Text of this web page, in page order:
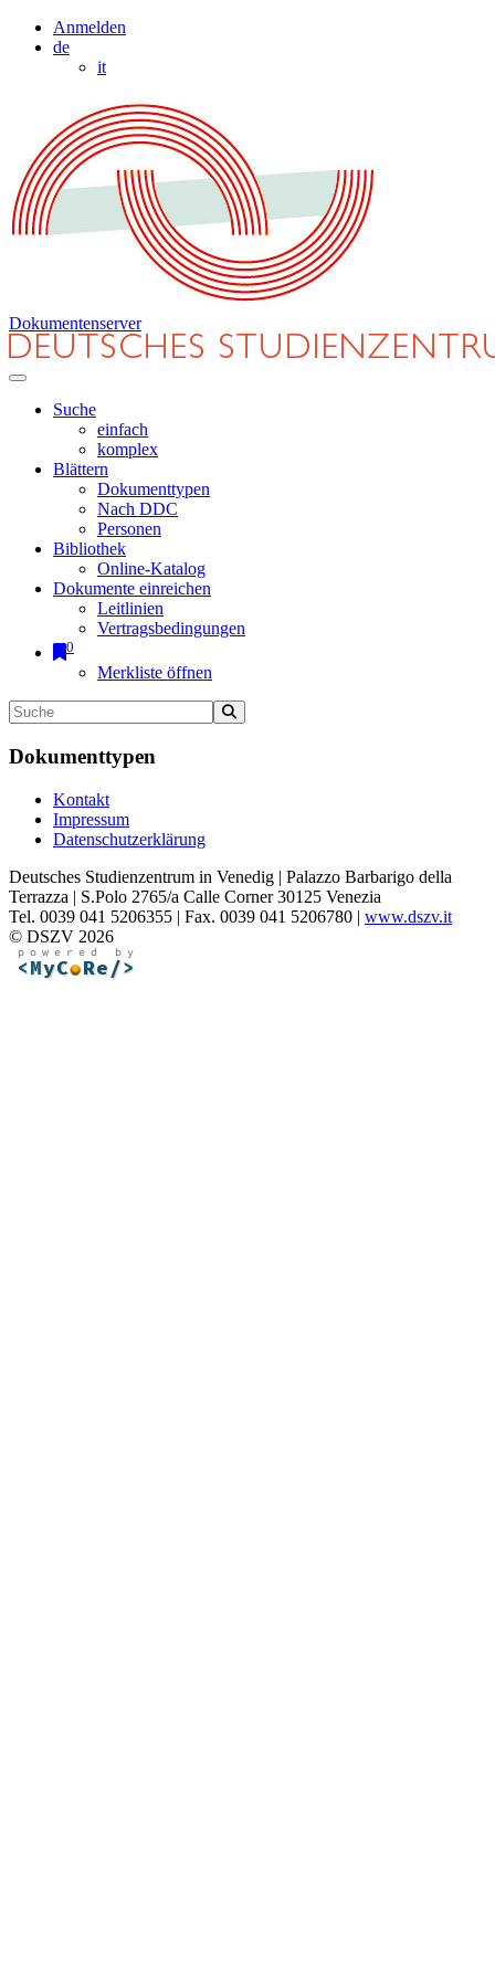
Anmelden
de
it
Dokumentenserver
Suche
einfach
komplex
Blättern
Dokumenttypen
Nach DDC
Personen
Bibliothek
Online-Katalog
Dokumente einreichen
Leitlinien
Vertragsbedingungen
0
Merkliste öffnen
Dokumenttypen
Kontakt
Impressum
Datenschutzerklärung
Deutsches Studienzentrum in Venedig | Palazzo Barbarigo della
Terrazza | S.Polo 2765/a Calle Corner 30125 Venezia
Tel. 0039 041 5206355 | Fax. 0039 041 5206780 | www.dszv.it
© DSZV 2026